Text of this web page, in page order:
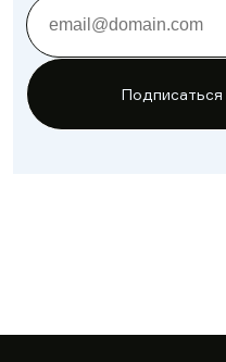
Подписаться